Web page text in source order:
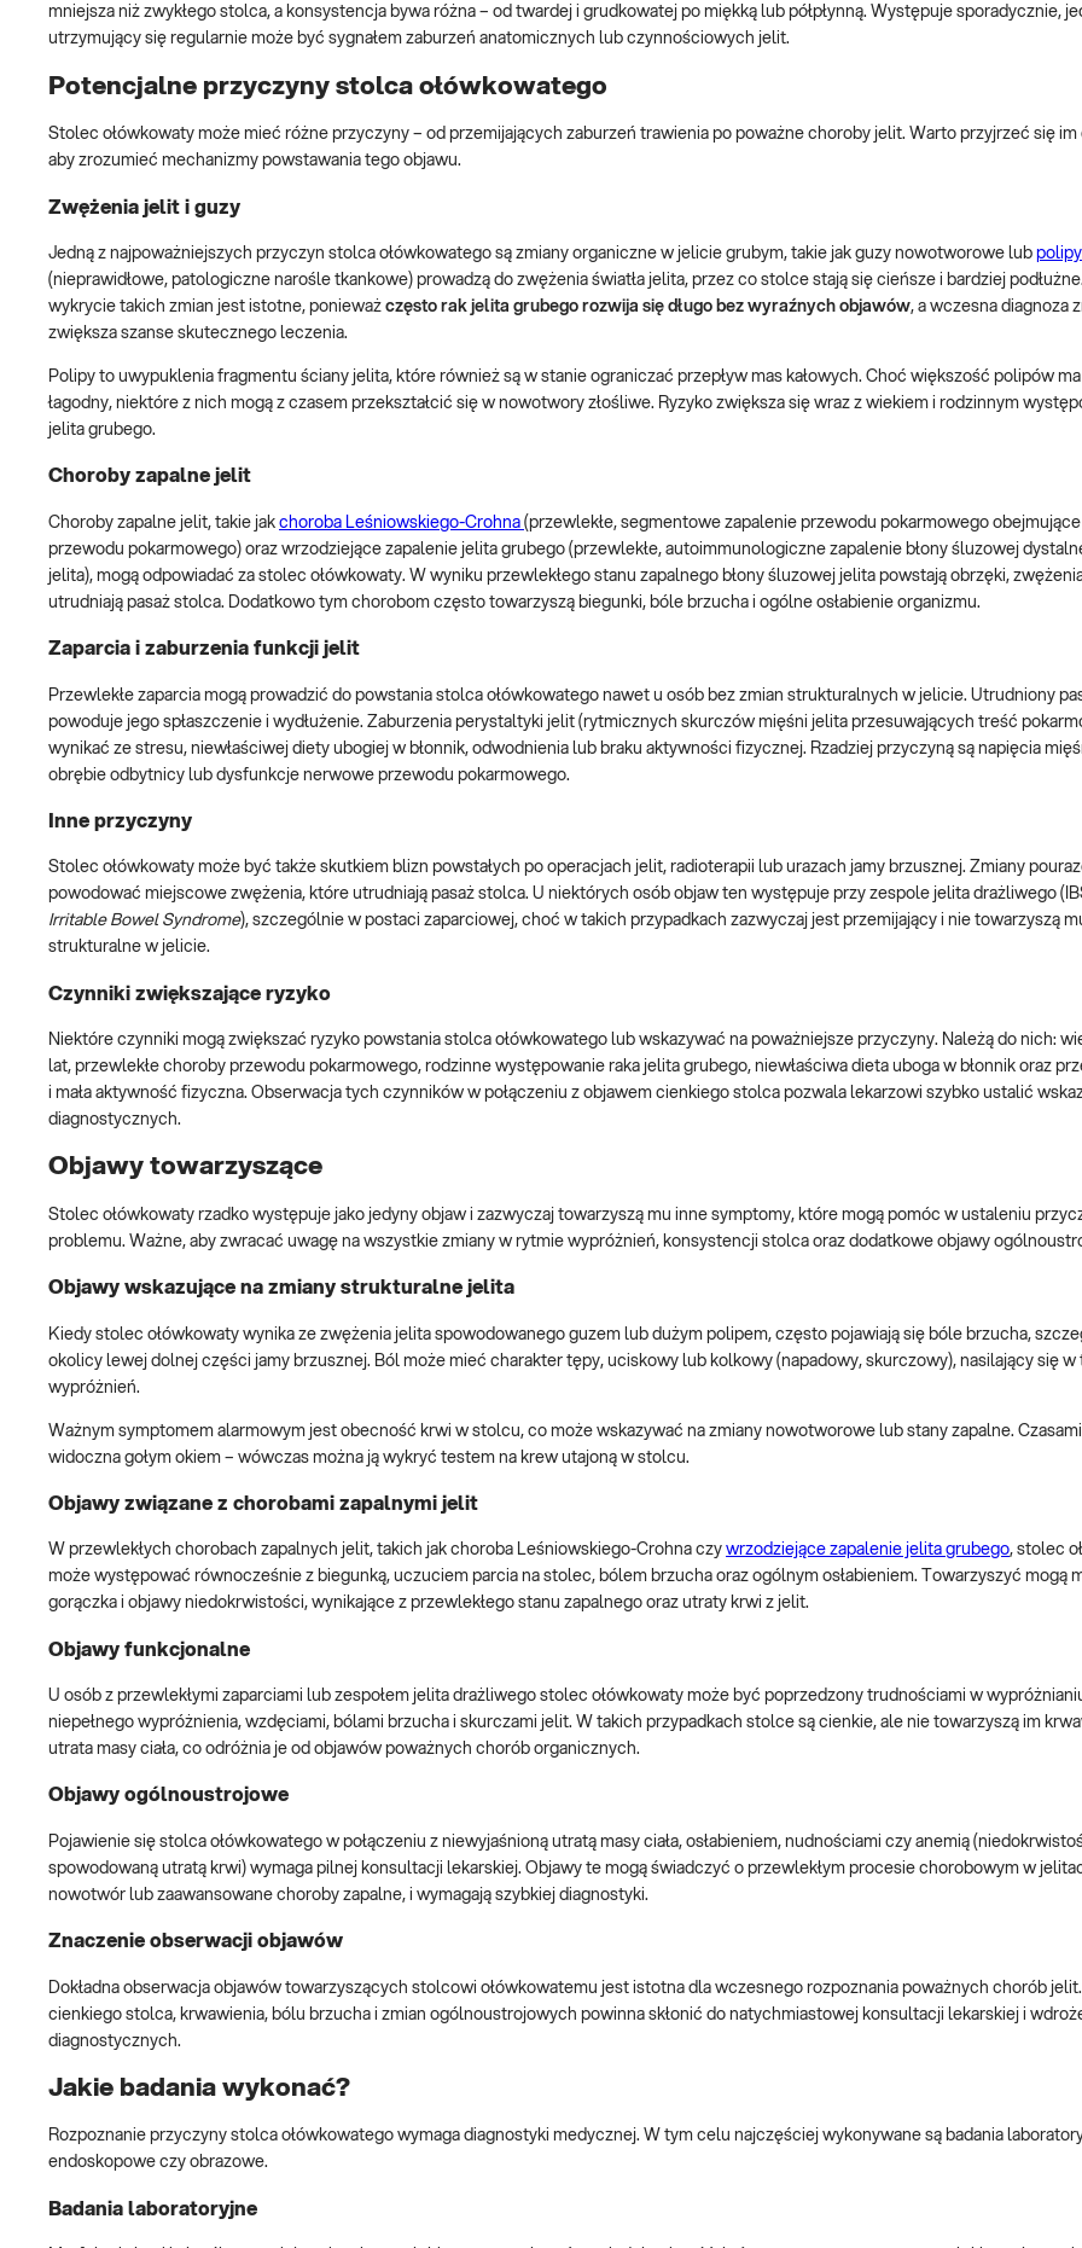
mniejsza niż zwykłego stolca, a konsystencja bywa różna – od twardej i grudkowatej po miękką lub półpłynną. Występuje sporadycznie,
utrzymujący się regularnie może być sygnałem zaburzeń anatomicznych lub czynnościowych jelit.
Potencjalne przyczyny stolca ołówkowatego
Stolec ołówkowaty może mieć różne przyczyny – od przemijających zaburzeń trawienia po poważne choroby jelit. Warto przyjrzeć się im
aby zrozumieć mechanizmy powstawania tego objawu.
Zwężenia jelit i guzy
Jedną z najpoważniejszych przyczyn stolca ołówkowatego są zmiany organiczne w jelicie grubym, takie jak guzy nowotworowe lub polipy
(nieprawidłowe, patologiczne narośle tkankowe) prowadzą do zwężenia światła jelita, przez co stolce stają się cieńsze i bardziej
wykrycie takich zmian jest istotne, ponieważ często rak jelita grubego rozwija się długo bez wyraźnych objawów, a wczesna diagnoza
zwiększa szanse skutecznego leczenia.
Polipy to uwypuklenia fragmentu ściany jelita, które również są w stanie ograniczać przepływ mas kałowych. Choć większość polipów
łagodny, niektóre z nich mogą z czasem przekształcić się w nowotwory złośliwe. Ryzyko zwiększa się wraz z wiekiem i rodzinnym
jelita grubego.
Choroby zapalne jelit
Choroby zapalne jelit, takie jak choroba Leśniowskiego-Crohna (przewlekłe, segmentowe zapalenie przewodu pokarmowego
przewodu pokarmowego) oraz wrzodziejące zapalenie jelita grubego (przewlekłe, autoimmunologiczne zapalenie błony śluzowej
jelita), mogą odpowiadać za stolec ołówkowaty. W wyniku przewlekłego stanu zapalnego błony śluzowej jelita powstają obrzęki,
utrudniają pasaż stolca. Dodatkowo tym chorobom często towarzyszą biegunki, bóle brzucha i ogólne osłabienie organizmu.
Zaparcia i zaburzenia funkcji jelit
Przewlekłe zaparcia mogą prowadzić do powstania stolca ołówkowatego nawet u osób bez zmian strukturalnych w jelicie. Utrudniony
powoduje jego spłaszczenie i wydłużenie. Zaburzenia perystaltyki jelit (rytmicznych skurczów mięśni jelita przesuwających treść
wynikać ze stresu, niewłaściwej diety ubogiej w błonnik, odwodnienia lub braku aktywności fizycznej. Rzadziej przyczyną są napięcia
obrębie odbytnicy lub dysfunkcje nerwowe przewodu pokarmowego.
Inne przyczyny
Stolec ołówkowaty może być także skutkiem blizn powstałych po operacjach jelit, radioterapii lub urazach jamy brzusznej. Zmiany
powodować miejscowe zwężenia, które utrudniają pasaż stolca. U niektórych osób objaw ten występuje przy zespole jelita drażliwego
Irritable Bowel Syndrome), szczególnie w postaci zaparciowej, choć w takich przypadkach zazwyczaj jest przemijający i nie towarzyszą
strukturalne w jelicie.
Czynniki zwiększające ryzyko
Niektóre czynniki mogą zwiększać ryzyko powstania stolca ołówkowatego lub wskazywać na poważniejsze przyczyny. Należą do nich:
lat, przewlekłe choroby przewodu pokarmowego, rodzinne występowanie raka jelita grubego, niewłaściwa dieta uboga w błonnik oraz
i mała aktywność fizyczna. Obserwacja tych czynników w połączeniu z objawem cienkiego stolca pozwala lekarzowi szybko ustalić
diagnostycznych.
Objawy towarzyszące
Stolec ołówkowaty rzadko występuje jako jedyny objaw i zazwyczaj towarzyszą mu inne symptomy, które mogą pomóc w ustaleniu
problemu. Ważne, aby zwracać uwagę na wszystkie zmiany w rytmie wypróżnień, konsystencji stolca oraz dodatkowe objawy
Objawy wskazujące na zmiany strukturalne jelita
Kiedy stolec ołówkowaty wynika ze zwężenia jelita spowodowanego guzem lub dużym polipem, często pojawiają się bóle brzucha,
okolicy lewej dolnej części jamy brzusznej. Ból może mieć charakter tępy, uciskowy lub kolkowy (napadowy, skurczowy), nasilający się w
wypróżnień.
Ważnym symptomem alarmowym jest obecność krwi w stolcu, co może wskazywać na zmiany nowotworowe lub stany zapalne.
widoczna gołym okiem – wówczas można ją wykryć testem na krew utajoną w stolcu.
Objawy związane z chorobami zapalnymi jelit
W przewlekłych chorobach zapalnych jelit, takich jak choroba Leśniowskiego-Crohna czy wrzodziejące zapalenie jelita grubego, stolec
może występować równocześnie z biegunką, uczuciem parcia na stolec, bólem brzucha oraz ogólnym osłabieniem. Towarzyszyć mogą
gorączka i objawy niedokrwistości, wynikające z przewlekłego stanu zapalnego oraz utraty krwi z jelit.
Objawy funkcjonalne
U osób z przewlekłymi zaparciami lub zespołem jelita drażliwego stolec ołówkowaty może być poprzedzony trudnościami w
niepełnego wypróżnienia, wzdęciami, bólami brzucha i skurczami jelit. W takich przypadkach stolce są cienkie, ale nie towarzyszą im
utrata masy ciała, co odróżnia je od objawów poważnych chorób organicznych.
Objawy ogólnoustrojowe
Pojawienie się stolca ołówkowatego w połączeniu z niewyjaśnioną utratą masy ciała, osłabieniem, nudnościami czy anemią
spowodowaną utratą krwi) wymaga pilnej konsultacji lekarskiej. Objawy te mogą świadczyć o przewlekłym procesie chorobowym w
nowotwór lub zaawansowane choroby zapalne, i wymagają szybkiej diagnostyki.
Znaczenie obserwacji objawów
Dokładna obserwacja objawów towarzyszących stolcowi ołówkowatemu jest istotna dla wczesnego rozpoznania poważnych chorób
cienkiego stolca, krwawienia, bólu brzucha i zmian ogólnoustrojowych powinna skłonić do natychmiastowej konsultacji lekarskiej i
diagnostycznych.
Jakie badania wykonać?
Rozpoznanie przyczyny stolca ołówkowatego wymaga diagnostyki medycznej. W tym celu najczęściej wykonywane są badania
endoskopowe czy obrazowe.
Badania laboratoryjne